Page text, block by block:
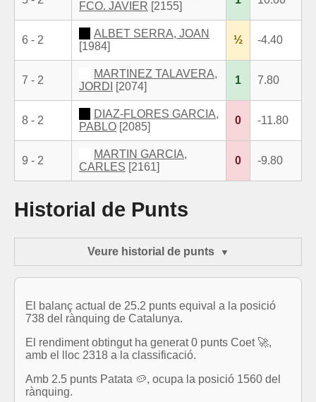
FCO. JAVIER [2155]
6 - 2
ALBET SERRA, JOAN
[1984]
½ -4.40
7 - 2
MARTINEZ TALAVERA,
JORDI
[2074]
1 7.80
8 - 2
DIAZ-FLORES GARCIA,
PABLO [2085]
0 -11.80
9 - 2
MARTIN GARCIA,
CARLES [2161]
0 -9.80
Historial de Punts
Veure historial de punts
El balanç actual de 25.2 punts equival a la posició
738 del rànquing de Catalunya.
El rendiment obtingut ha generat 0 punts Coet 🚀,
amb el lloc 2318 a la classificació.
Amb 2.5 punts Patata 🥔, ocupa la posició 1560 del
rànquing.